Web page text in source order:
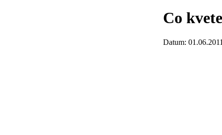
Co
Datum: